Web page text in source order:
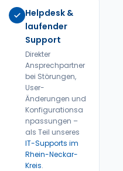
Helpdesk &
laufender
Support
Direkter
Ansprechpartner
bei Störungen,
User-
Änderungen und
Konfigurationsa
npassungen –
als Teil unseres
IT-Supports im
Rhein-Neckar-
Kreis.